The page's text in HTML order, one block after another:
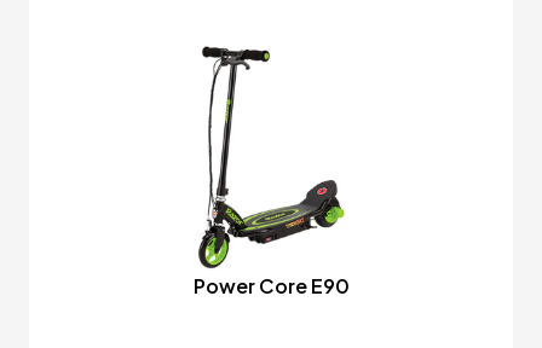
Power Core E90